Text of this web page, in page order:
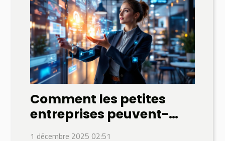
Comment les petites
entreprises peuvent-
elles tirer parti des
1 décembre 2025 02:51